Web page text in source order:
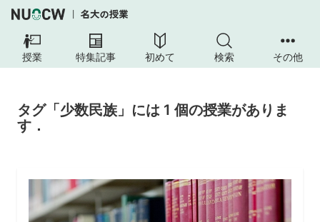
授業 特集記事 初めて 検索 その他
タグ「少数民族」には 1 個の授業がありま
す．